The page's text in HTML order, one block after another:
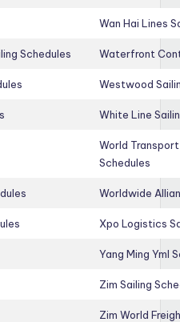
Wan Hai Lines
Schedules Waterfront
Westwood
White Line
World
Schedules
Worldwide
Xpo Logistics
Yang Ming Yml
Zim Sailing
Zim World